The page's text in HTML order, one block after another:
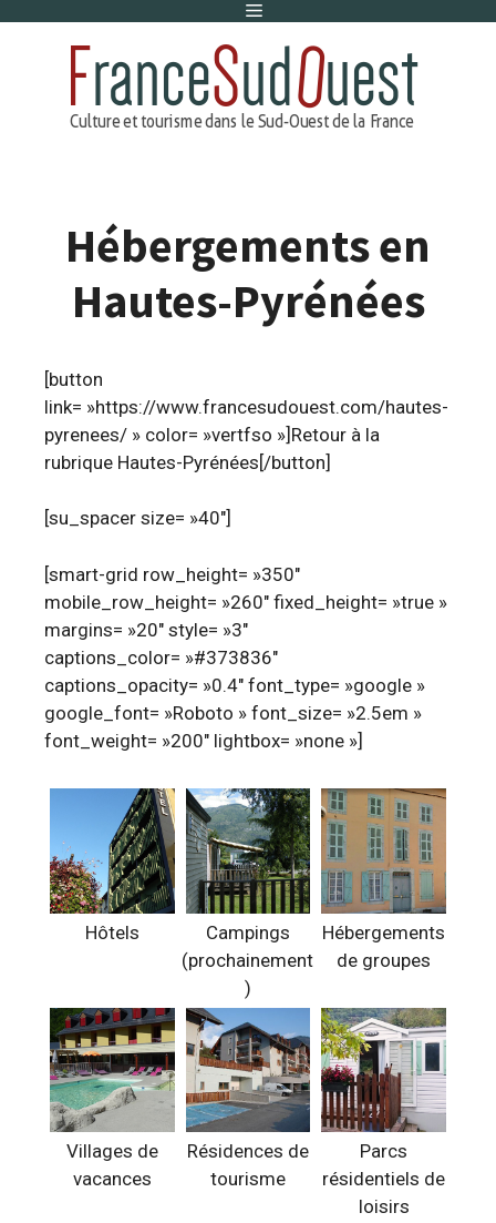
Menu
Hébergements en
Hautes-Pyrénées
[button
link= »https://www.francesudouest.com/hautes-
pyrenees/ » color= »vertfso »]Retour à la
rubrique Hautes-Pyrénées[/button]
[su_spacer size= »40″]
[smart-grid row_height= »350″
mobile_row_height= »260″ fixed_height= »true »
margins= »20″ style= »3″
captions_color= »#373836″
captions_opacity= »0.4″ font_type= »google »
google_font= »Roboto » font_size= »2.5em »
font_weight= »200″ lightbox= »none »]
Hôtels
Campings
(prochainement
)
Hébergements
de groupes
Villages de
vacances
Résidences de
tourisme
Parcs
résidentiels de
loisirs